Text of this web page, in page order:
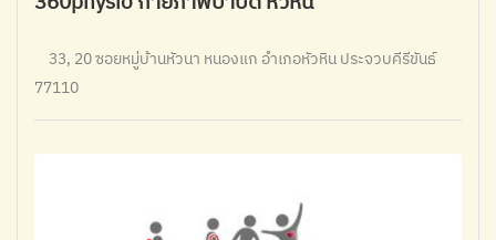
33, 20 ซอยหมู่บ้านหัวนา หนองแก อำเภอหัวหิน ประจวบคีรีขันธ์
77110